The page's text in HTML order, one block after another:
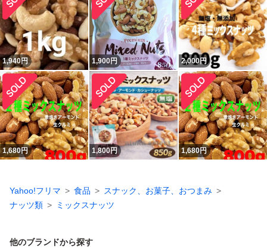
1,940円 1,900円 2,000円
1,680円 1,800円 1,680円
Yahoo!フリマ 食品
スナック、お菓子、おつまみ
ナッツ類
ミックスナッツ
他のブランドから探す